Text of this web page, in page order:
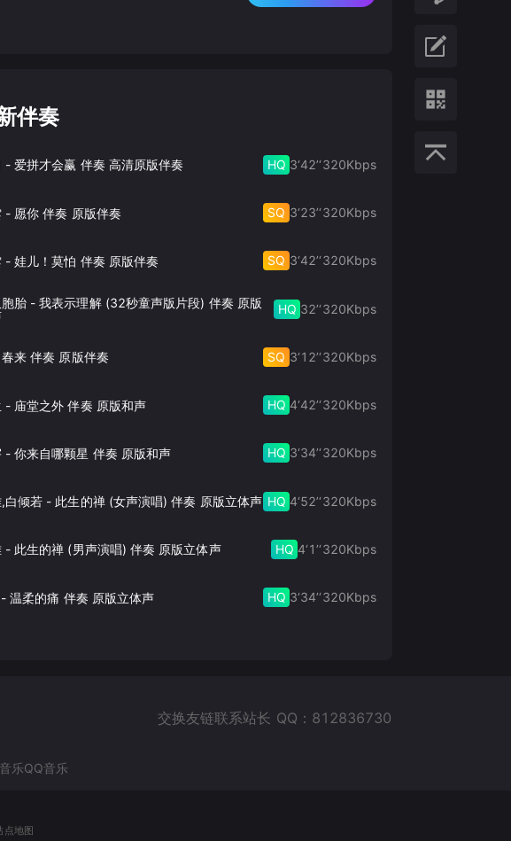
伴奏
-爱拼才会赢 伴奏 高清原版伴奏 HQ 3‘42’‘320Kbps
- 愿你 伴奏 原版伴奏 SQ 3‘23’‘320Kbps
-娃儿！莫怕 伴奏 原版伴奏 SQ 3‘42’‘320Kbps
胎 -我表示理解 (32秒童声版片段) 伴奏 原版
HQ 32’‘320Kbps
春来 伴奏 原版伴奏 SQ 3‘12’‘320Kbps
- 庙堂之外 伴奏 原版和声 HQ 4‘42’‘320Kbps
-你来自哪颗星 伴奏 原版和声 HQ 3‘34’‘320Kbps
白倾若 - 此生的禅 (女声演唱) 伴奏 原版立体声 HQ 4‘52’‘320Kbps
- 此生的禅 (男声演唱) 伴奏 原版立体声 HQ 4‘1’‘320Kbps
温柔的痛 伴奏 原版立体声 HQ 3‘34’‘320Kbps
交换友链联系站长 QQ：812836730
乐QQ音乐
点地图